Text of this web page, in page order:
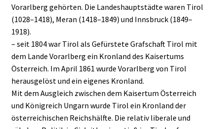
Vorarlberg gehörten. Die Landeshauptstädte waren Tirol
(1028–1418), Meran (1418–1849) und Innsbruck (1849–
1918).
– seit 1804 war Tirol als Gefürstete Grafschaft Tirol mit
dem Lande Vorarlberg ein Kronland des Kaisertums
Österreich. Im April 1861 wurde Vorarlberg von Tirol
herausgelöst und ein eigenes Kronland.
Mit dem Ausgleich zwischen dem Kaisertum Österreich
und Königreich Ungarn wurde Tirol ein Kronland der
österreichischen Reichshälfte. Die relativ liberale und